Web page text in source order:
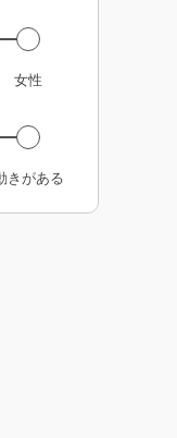
女性
きがある